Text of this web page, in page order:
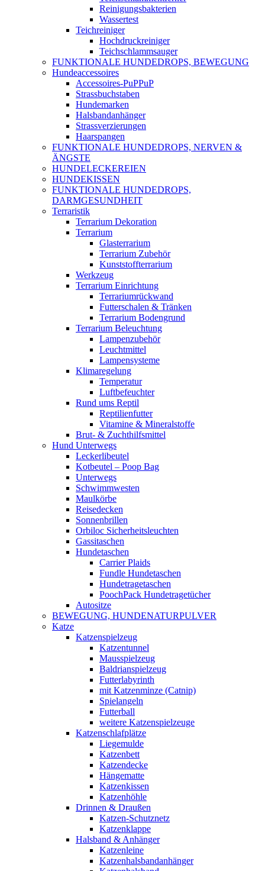
Reinigungsbakterien
Wassertest
Teichreiniger
Hochdruckreiniger
Teichschlammsauger
FUNKTIONALE HUNDEDROPS, BEWEGUNG
Hundeaccessoires
Accessoires-PuPPuP
Strassbuchstaben
Hundemarken
Halsbandanhänger
Strassverzierungen
Haarspangen
FUNKTIONALE HUNDEDROPS, NERVEN &
ÄNGSTE
HUNDELECKEREIEN
HUNDEKISSEN
FUNKTIONALE HUNDEDROPS,
DARMGESUNDHEIT
Terraristik
Terrarium Dekoration
Terrarium
Glasterrarium
Terrarium Zubehör
Kunststoffterrarium
Werkzeug
Terrarium Einrichtung
Terrariumrückwand
Futterschalen & Tränken
Terrarium Bodengrund
Terrarium Beleuchtung
Lampenzubehör
Leuchtmittel
Lampensysteme
Klimaregelung
Temperatur
Luftbefeuchter
Rund ums Reptil
Reptilienfutter
Vitamine & Mineralstoffe
Brut- & Zuchthilfsmittel
Hund Unterwegs
Leckerlibeutel
Kotbeutel – Poop Bag
Unterwegs
Schwimmwesten
Maulkörbe
Reisedecken
Sonnenbrillen
Orbiloc Sicherheitsleuchten
Gassitaschen
Hundetaschen
Carrier Plaids
Fundle Hundetaschen
Hundetragetaschen
PoochPack Hundetragetücher
Autositze
BEWEGUNG, HUNDENATURPULVER
Katze
Katzenspielzeug
Katzentunnel
Mausspielzeug
Baldrianspielzeug
Futterlabyrinth
mit Katzenminze (Catnip)
Spielangeln
Futterball
weitere Katzenspielzeuge
Katzenschlafplätze
Liegemulde
Katzenbett
Katzendecke
Hängematte
Katzenkissen
Katzenhöhle
Drinnen & Draußen
Katzen-Schutznetz
Katzenklappe
Halsband & Anhänger
Katzenleine
Katzenhalsbandanhänger